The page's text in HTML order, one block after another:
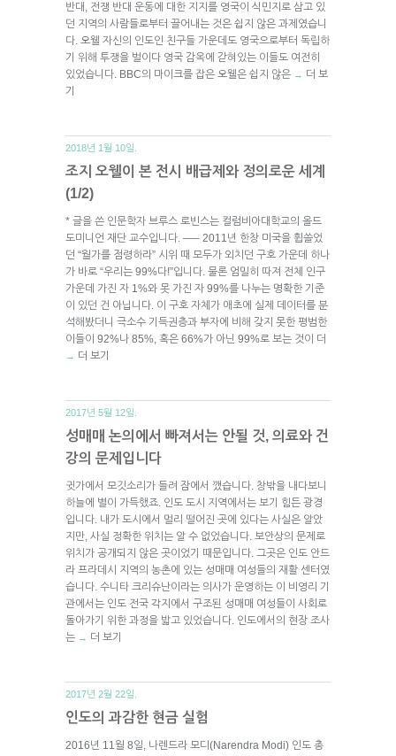
반대, 전쟁 반대 운동에 대한 지지를 영국이 식민지로 삼고 있
던 지역의 사람들로부터 끌어내는 것은 쉽지 않은 과제였습니
다. 오웰 자신의 인도인 친구들 가운데도 영국으로부터 독립하
기 위해 투쟁을 벌이다 영국 감옥에 갇혀있는 이들도 여전히
있었습니다. BBC의 마이크를 잡은 오웰은 쉽지 않은 → 더 보
기
2018년 1월 10일.
조지 오웰이 본 전시 배급제와 정의로운 세계
(1/2)
* 글을 쓴 인문학자 브루스 로빈스는 컬럼비아대학교의 올드
도미니언 재단 교수입니다. —– 2011년 한창 미국을 휩쓸었
던 “월가를 점령하라” 시위 때 모두가 외치던 구호 가운데 하나
가 바로 “우리는 99%다!”입니다. 물론 엄밀히 따져 전체 인구
가운데 가진 자 1%와 못 가진 자 99%를 나누는 명확한 기준
이 있던 건 아닙니다. 이 구호 자체가 애초에 실제 데이터를 분
석해봤더니 극소수 기득권층과 부자에 비해 갖지 못한 평범한
이들이 92%나 85%, 혹은 66%가 아닌 99%로 보는 것이 더
→ 더 보기
2017년 5월 12일.
성매매 논의에서 빠져서는 안될 것, 의료와 건
강의 문제입니다
귓가에서 모깃소리가 들려 잠에서 깼습니다. 창밖을 내다보니
하늘에 별이 가득했죠. 인도 도시 지역에서는 보기 힘든 광경
입니다. 내가 도시에서 멀리 떨어진 곳에 있다는 사실은 알았
지만, 사실 정확한 위치는 알 수 없었습니다. 보안상의 문제로
위치가 공개되지 않은 곳이었기 때문입니다. 그곳은 인도 안드
라 프라데시 지역의 농촌에 있는 성매매 여성들의 재활 센터였
습니다. 수니타 크리슈난이라는 의사가 운영하는 이 비영리 기
관에서는 인도 전국 각지에서 구조된 성매매 여성들이 사회로
돌아가기 위한 과정을 밟고 있었습니다. 인도에서의 현장 조사
는 → 더 보기
2017년 2월 22일.
인도의 과감한 현금 실험
2016년 11월 8일, 나렌드라 모디(Narendra Modi) 인도 총